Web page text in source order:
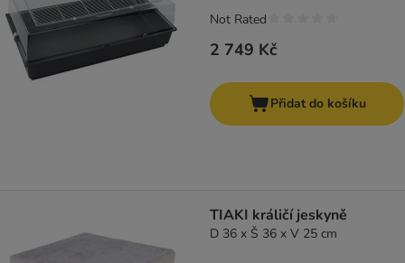
2 749 Kč
Not Rated
Přidat do košíku
TIAKI králičí jeskyně
D 36 x Š 36 x V 25 cm